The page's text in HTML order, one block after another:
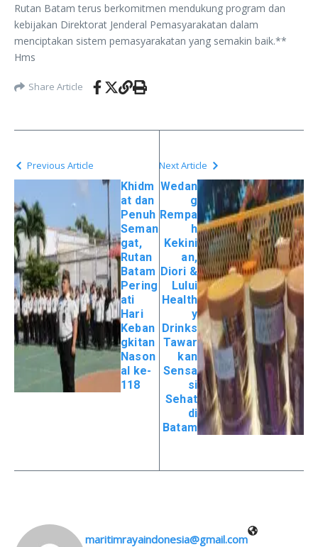
Rutan Batam terus berkomitmen mendukung program dan
kebijakan Direktorat Jenderal Pemasyarakatan dalam
menciptakan sistem pemasyarakatan yang semakin baik.**
Hms
Share Article
Previous Article
Khidm
at dan
Penuh
Seman
gat,
Rutan
Batam
Pering
ati
Hari
Keban
gkitan
Nason
al ke-
118
Next Article
Wedan
g
Rempa
h
Kekini
an,
Diori &
Lului
Health
y
Drinks
Tawar
kan
Sensa
si
Sehat
di
Batam
maritimrayaindonesia@gmail.com